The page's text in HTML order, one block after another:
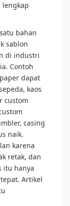
bahan
sablon
di industri
Contoh
dapat
kaos
custom
casing
naik.
karena
retak, dan
itu hanya
Artikel